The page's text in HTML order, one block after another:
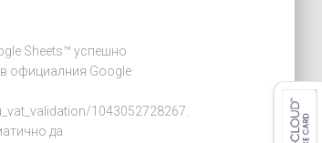
Sheets™ успешно
официалния Google
1043052728267.
да